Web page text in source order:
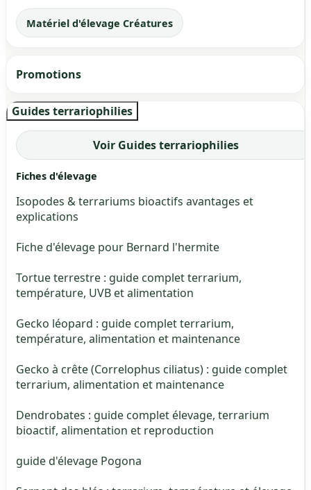
Matériel d'élevage Créatures
Promotions
Guides terrariophilies
Voir Guides terrariophilies
Fiches d'élevage
Isopodes & terrariums bioactifs avantages et
explications
Fiche d'élevage pour Bernard l'hermite
Tortue terrestre : guide complet terrarium,
température, UVB et alimentation
Gecko léopard : guide complet terrarium,
température, alimentation et maintenance
Gecko à crête (Correlophus ciliatus) : guide complet
terrarium, alimentation et maintenance
Dendrobates : guide complet élevage, terrarium
bioactif, alimentation et reproduction
guide d'élevage Pogona